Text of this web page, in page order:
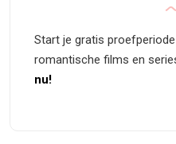
Start je gratis
romantische films en
nu!